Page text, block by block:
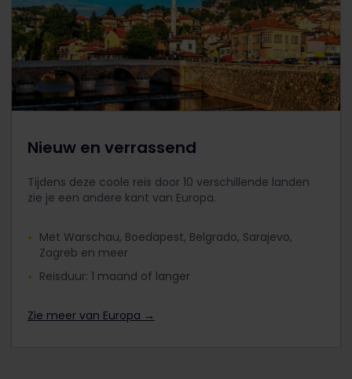
Nieuw en verrassend
Tijdens deze coole reis door 10 verschillende landen
zie je een andere kant van Europa.
Met Warschau, Boedapest, Belgrado, Sarajevo,
Zagreb en meer
Reisduur: 1 maand of langer
Zie meer van Europa →